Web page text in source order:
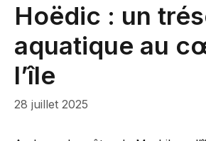
Hoëdic : un
aquatique au
l’île
28 juillet 2025